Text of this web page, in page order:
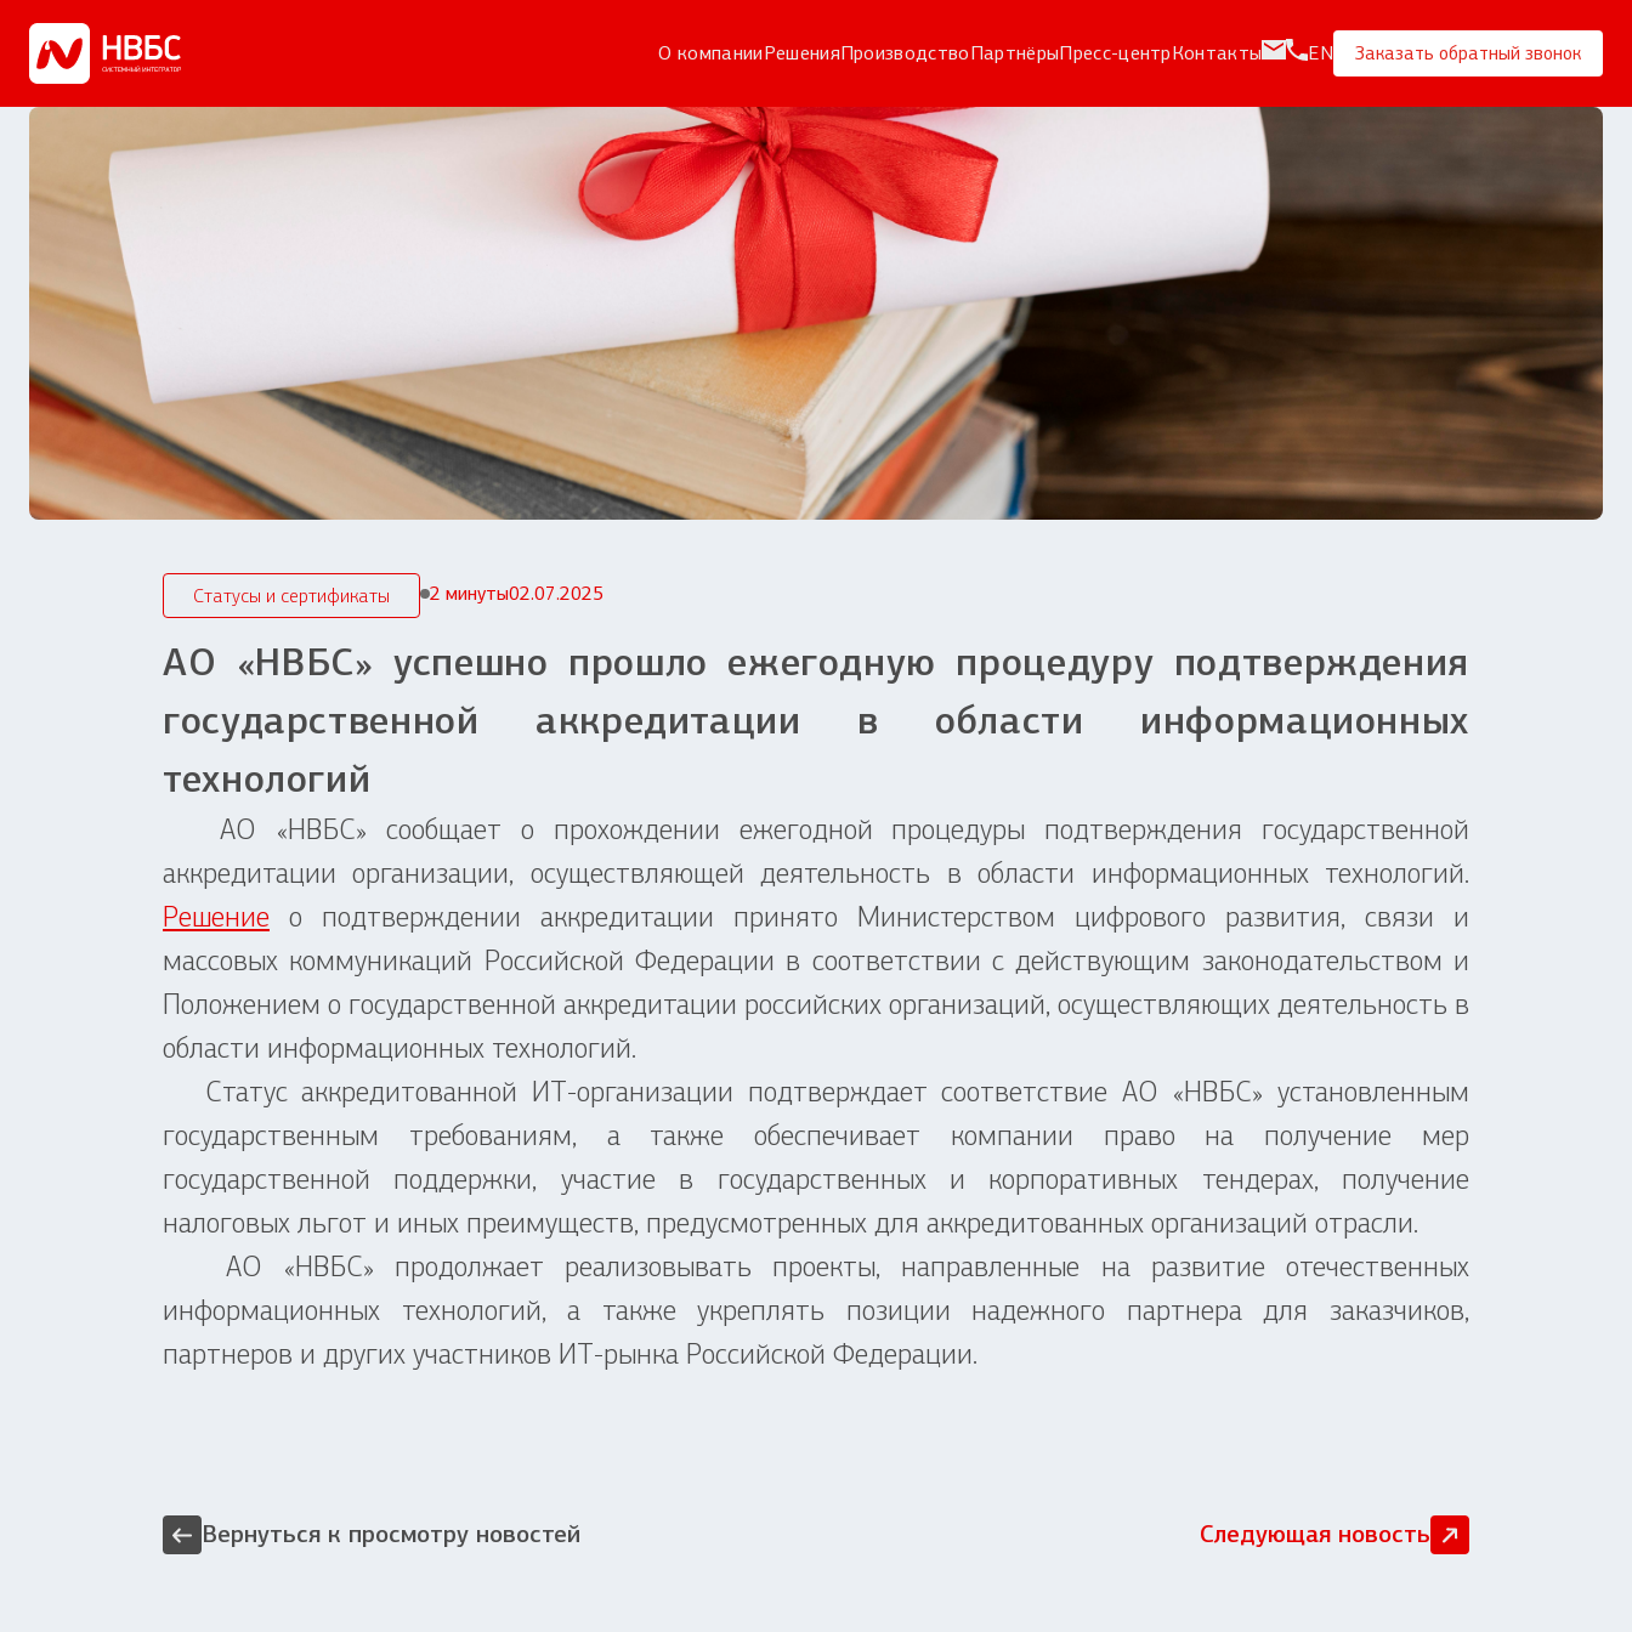
О компанииРешенияПроизводствоПартнёрыПресс-центрКонтакты EN Заказать обратный звонок
Статусы и сертификаты 2 минуты02.07.2025
АО «НВБС» успешно прошло ежегодную процедуру подтверждения
государственной аккредитации в области информационных
технологий
АО «НВБС» сообщает о прохождении ежегодной процедуры подтверждения государственной
аккредитации организации, осуществляющей деятельность в области информационных технологий.
Решение о подтверждении аккредитации принято Министерством цифрового развития, связи и
массовых коммуникаций Российской Федерации в соответствии с действующим законодательством и
Положением о государственной аккредитации российских организаций, осуществляющих деятельность в
области информационных технологий.
Статус аккредитованной ИТ-организации подтверждает соответствие АО «НВБС» установленным
государственным требованиям, а также обеспечивает компании право на получение мер
государственной поддержки, участие в государственных и корпоративных тендерах, получение
налоговых льгот и иных преимуществ, предусмотренных для аккредитованных организаций отрасли.
АО «НВБС» продолжает реализовывать проекты, направленные на развитие отечественных
информационных технологий, а также укреплять позиции надежного партнера для заказчиков,
партнеров и других участников ИТ-рынка Российской Федерации.
Вернуться к просмотру новостей Следующая новость